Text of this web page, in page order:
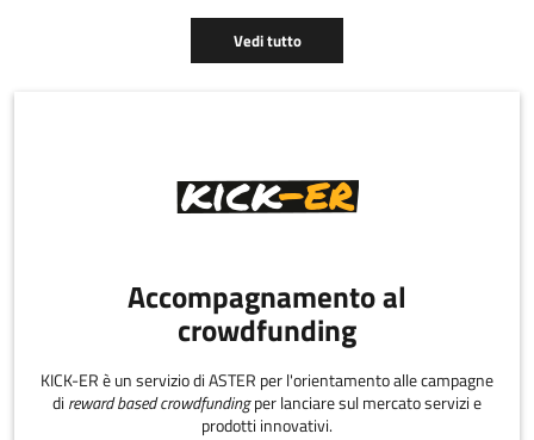
Vedi tutto
Accompagnamento al
crowdfunding
KICK-ER è un servizio di ASTER per l'orientamento alle campagne
di reward based crowdfundingper lanciare sul mercato servizi e
prodotti innovativi.